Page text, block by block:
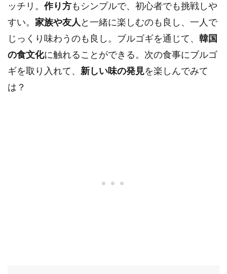
ッチリ。作り方もシンプルで、初心者でも挑戦しや
すい。 家族や友人 と一緒に楽しむのも良し、一人で
じっくり味わうのも良し。ブルゴギを通じて、 韓国
の食文化に触れることができる。次の食事にブルゴ
ギを取り入れて、 新しい味の発見を楽しんでみて
は？